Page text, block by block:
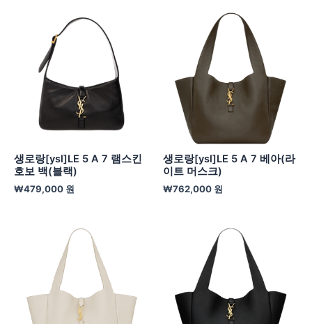
생로랑[ysl]LE 5 A 7 램스킨
호보 백(블랙)
₩479,000 원
생로랑[ysl]LE 5 A 7 베아(라
이트 머스크)
₩762,000 원